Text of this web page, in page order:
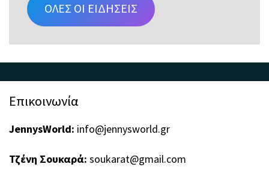
ΟΛΕΣ ΟΙ ΕΙΔΗΣΕΙΣ
Επικοινωνία
JennysWorld: info@jennysworld.gr
Τζένη Σουκαρά: soukarat@gmail.com